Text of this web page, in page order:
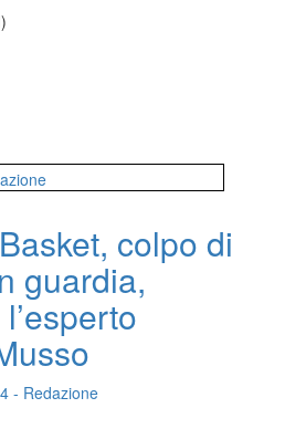
colpo di
guardia,
- Redazione